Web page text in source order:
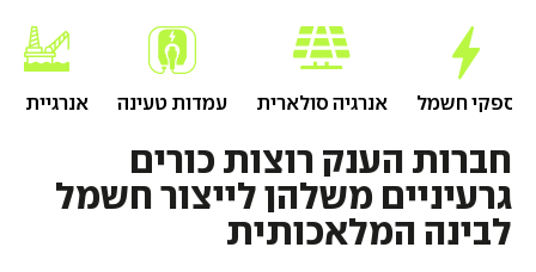
ספקי חשמל אנרגיה סולארית עמדות טעינה אנרגיית גז
חברות הענק רוצות כורים
גרעיניים משלהן לייצור חשמל
לבינה המלאכותית